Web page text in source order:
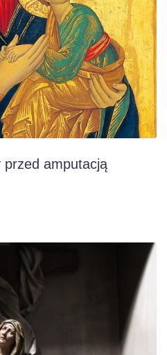
przed amputacją